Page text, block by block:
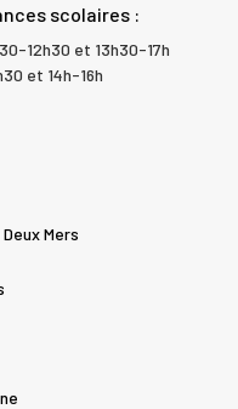
scolaires :
12h30 et 13h30-17h
et 14h-16h
Mers